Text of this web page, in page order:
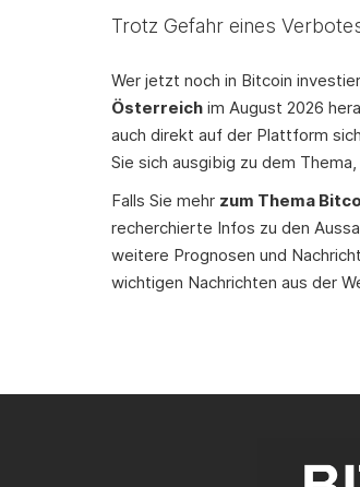
Trotz Gefahr eines
Wer jetzt noch in Bitcoin
Österreich im August 2026
auch direkt auf der Plattform
Sie sich ausgibig zu dem
Falls Sie mehr zum Thema
recherchierte Infos zu den
weitere Prognosen und
wichtigen Nachrichten aus der